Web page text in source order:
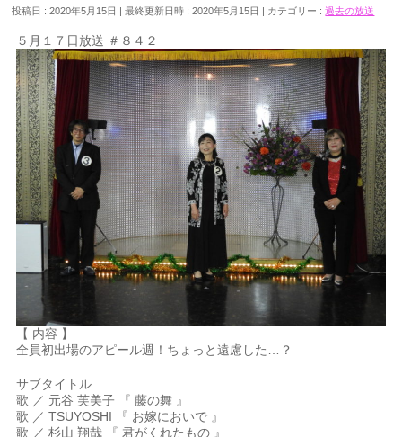
投稿日 : 2020年5月15日 最終更新日時 : 2020年5月15日 カテゴリー :過去の放送
５月１７日放送 ＃８４２
【 内容 】
全員初出場のアピール週！ちょっと遠慮した…？
サブタイトル
歌 ／ 元谷 芙美子 『 藤の舞 』
歌 ／ TSUYOSHI 『 お嫁においで 』
歌 ／ 杉山 翔哉 『 君がくれたもの 』